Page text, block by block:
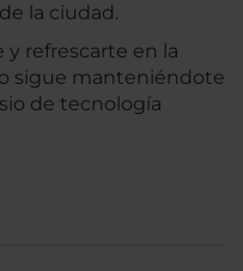
la ciudad.
y refrescarte en la
sigue manteniéndote
de tecnología